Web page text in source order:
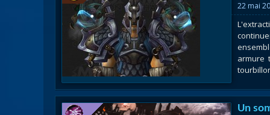
22 mai
armure
Un